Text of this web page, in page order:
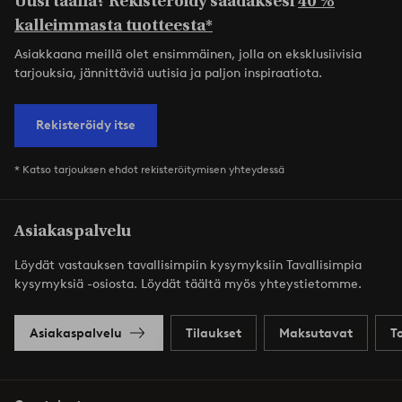
kalleimmasta tuotteesta*
Asiakkaana meillä olet ensimmäinen, jolla on eksklusiivisia
tarjouksia, jännittäviä uutisia ja paljon inspiraatiota.
Rekisteröidy itse
* Katso tarjouksen ehdot rekisteröitymisen yhteydessä
Asiakaspalvelu
Löydät vastauksen tavallisimpiin kysymyksiin Tavallisimpia
kysymyksiä -osiosta. Löydät täältä myös yhteystietomme.
Asiakaspalvelu Tilaukset Maksutavat